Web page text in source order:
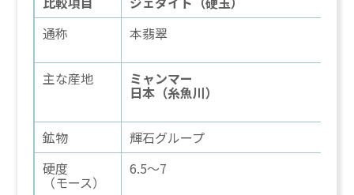
通称
本翡翠
主な産地
ミャンマー
日本（糸魚川）
鉱物
輝石グループ
硬度
（モース）
6.5～7